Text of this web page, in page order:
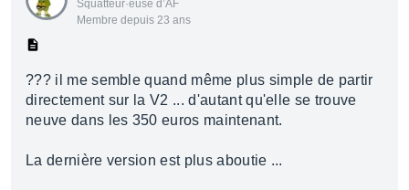
Squatteur·euse d’AF
Membre depuis 23 ans
??? il me semble quand même plus simple de partir
directement sur la V2 ... d'autant qu'elle se trouve
neuve dans les 350 euros maintenant.
La dernière version est plus aboutie ...